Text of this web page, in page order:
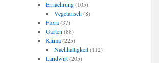
Ernaehrung(105)
Vegetarisch(8)
Flora(37)
Garten (88)
Klima(225)
Nachhaltigkeit(112)
Landwirt(205)